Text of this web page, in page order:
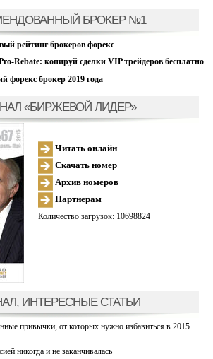
БРОКЕР №1
рейтинг брокеров форекс
Rebate: копируй сделки VIP трейдеров бесплатно
форекс брокер 2019 года
«БИРЖЕВОЙ ЛИДЕР»
Читать онлайн
Скачать номер
Архив номеров
Партнерам
Количество загрузок: 10698824
ИНТЕРЕСНЫЕ СТАТЬИ
привычки, от которых нужно избавиться в 2015
никогда и не заканчивалась